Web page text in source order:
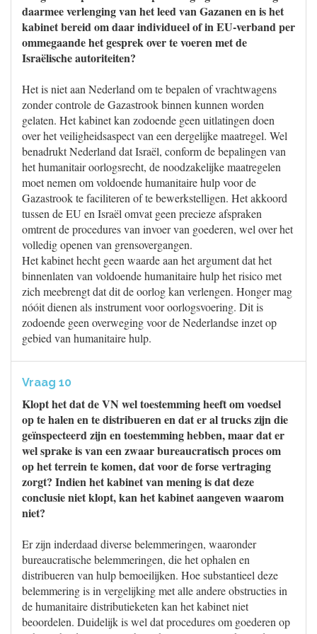
daarmee verlenging van het leed van Gazanen en is het
kabinet bereid om daar individueel of in EU-verband per
ommegaande het gesprek over te voeren met de
Israëlische autoriteiten?
Het is niet aan Nederland om te bepalen of vrachtwagens
zonder controle de Gazastrook binnen kunnen worden
gelaten. Het kabinet kan zodoende geen uitlatingen doen
over het veiligheidsaspect van een dergelijke maatregel. Wel
benadrukt Nederland dat Israël, conform de bepalingen van
het humanitair oorlogsrecht, de noodzakelijke maatregelen
moet nemen om voldoende humanitaire hulp voor de
Gazastrook te faciliteren of te bewerkstelligen. Het akkoord
tussen de EU en Israël omvat geen precieze afspraken
omtrent de procedures van invoer van goederen, wel over het
volledig openen van grensovergangen.
Het kabinet hecht geen waarde aan het argument dat het
binnenlaten van voldoende humanitaire hulp het risico met
zich meebrengt dat dit de oorlog kan verlengen. Honger mag
nóóit dienen als instrument voor oorlogsvoering. Dit is
zodoende geen overweging voor de Nederlandse inzet op
gebied van humanitaire hulp.
Vraag 10
Klopt het dat de VN wel toestemming heeft om voedsel
op te halen en te distribueren en dat er al trucks zijn die
geïnspecteerd zijn en toestemming hebben, maar dat er
wel sprake is van een zwaar bureaucratisch proces om
op het terrein te komen, dat voor de forse vertraging
zorgt? Indien het kabinet van mening is dat deze
conclusie niet klopt, kan het kabinet aangeven waarom
niet?
Er zijn inderdaad diverse belemmeringen, waaronder
bureaucratische belemmeringen, die het ophalen en
distribueren van hulp bemoeilijken. Hoe substantieel deze
belemmering is in vergelijking met alle andere obstructies in
de humanitaire distributieketen kan het kabinet niet
beoordelen. Duidelijk is wel dat procedures om goederen op